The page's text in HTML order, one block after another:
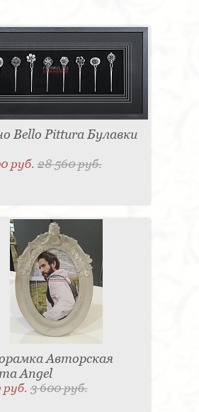
Bello Pittura Булавки
руб.28 560 руб.
Авторская
Angel
руб.3 600 руб.